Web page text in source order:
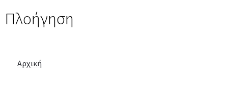
Πλοήγηση
Αρχική